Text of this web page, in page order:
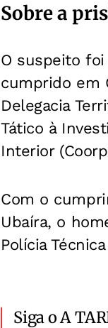
Sobre a
O suspeito foi
cumprido em
Delegacia
Tático à
Interior
Com o
Ubaíra, o
Polícia
Siga o A